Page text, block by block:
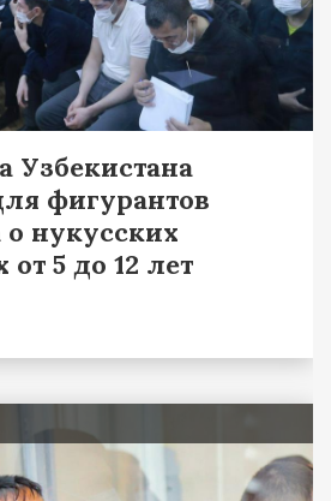
Узбекистана
фигурантов
о нукусских
от 5 до 12 лет